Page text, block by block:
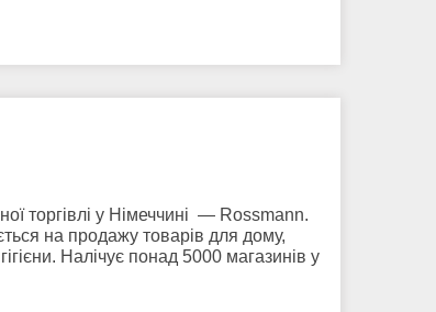
торгівлі у Німеччині — Rossmann.
на продажу товарів для дому,
Налічує понад 5000 магазинів у